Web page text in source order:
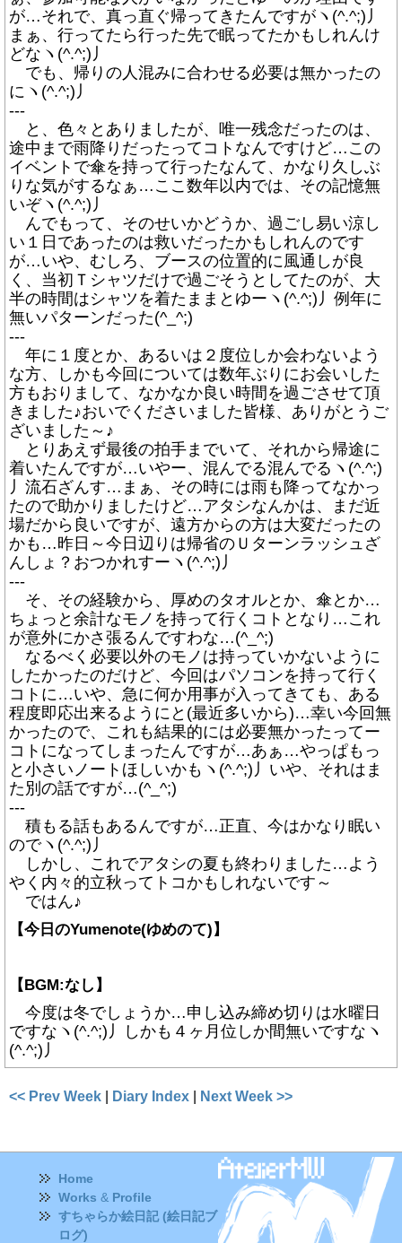
が…それで、真っ直ぐ帰ってきたんですがヽ(^.^;)丿
まぁ、行ってたら行った先で眠ってたかもしれんけ
どなヽ(^.^;)丿
でも、帰りの人混みに合わせる必要は無かったの
にヽ(^.^;)丿
---
と、色々とありましたが、唯一残念だったのは、
途中まで雨降りだったってコトなんですけど…この
イベントで傘を持って行ったなんて、かなり久しぶ
りな気がするなぁ…ここ数年以内では、その記憶無
いぞヽ(^.^;)丿
んでもって、そのせいかどうか、過ごし易い涼し
い１日であったのは救いだったかもしれんのです
が…いや、むしろ、ブースの位置的に風通しが良
く、当初Ｔシャツだけで過ごそうとしてたのが、大
半の時間はシャツを着たままとゆーヽ(^.^;)丿例年に
無いパターンだった(^_^;)
---
年に１度とか、あるいは２度位しか会わないよう
な方、しかも今回については数年ぶりにお会いした
方もおりまして、なかなか良い時間を過ごさせて頂
きました♪おいでくださいました皆様、ありがとうご
ざいました～♪
とりあえず最後の拍手までいて、それから帰途に
着いたんですが…いやー、混んでる混んでるヽ(^.^;)
丿流石ざんす…まぁ、その時には雨も降ってなかっ
たので助かりましたけど…アタシなんかは、まだ近
場だから良いですが、遠方からの方は大変だったの
かも…昨日～今日辺りは帰省のＵターンラッシュざ
んしょ？おつかれすーヽ(^.^;)丿
---
そ、その経験から、厚めのタオルとか、傘とか…
ちょっと余計なモノを持って行くコトとなり…これ
が意外にかさ張るんですわな…(^_^;)
なるべく必要以外のモノは持っていかないように
したかったのだけど、今回はパソコンを持って行く
コトに…いや、急に何か用事が入ってきても、ある
程度即応出来るようにと(最近多いから)…幸い今回無
かったので、これも結果的には必要無かったってー
コトになってしまったんですが…あぁ…やっぱもっ
と小さいノートほしいかもヽ(^.^;)丿いや、それはま
た別の話ですが…(^_^;)
---
積もる話もあるんですが…正直、今はかなり眠い
のでヽ(^.^;)丿
しかし、これでアタシの夏も終わりました…よう
やく内々的立秋ってトコかもしれないです～
ではん♪
【今日のYumenote(ゆめのて)】
【BGM:なし】
今度は冬でしょうか…申し込み締め切りは水曜日
ですなヽ(^.^;)丿しかも４ヶ月位しか間無いですなヽ
(^.^;)丿
<< Prev Week | Diary Index | Next Week >>
Home
Works & Profile
すちゃらか絵日記 (絵日記ブ
ログ)